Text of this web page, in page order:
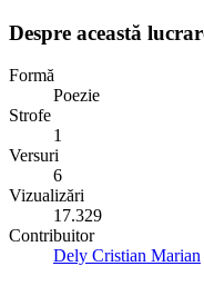
Despre această
Formă
Poezie
Strofe
1
Versuri
6
Vizualizări
17.329
Contribuitor
Dely Cristian Marian